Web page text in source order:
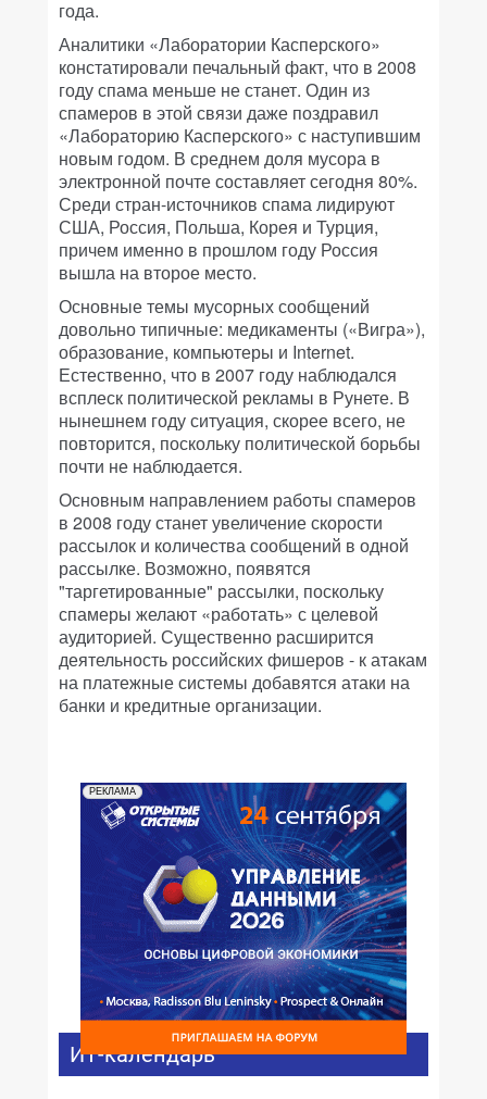
года.
Аналитики «Лаборатории Касперского»
констатировали печальный факт, что в 2008
году спама меньше не станет. Один из
спамеров в этой связи даже поздравил
«Лабораторию Касперского» с наступившим
новым годом. В среднем доля мусора в
электронной почте составляет сегодня 80%.
Среди стран-источников спама лидируют
США, Россия, Польша, Корея и Турция,
причем именно в прошлом году Россия
вышла на второе место.
Основные темы мусорных сообщений
довольно типичные: медикаменты («Вигра»),
образование, компьютеры и Internet.
Естественно, что в 2007 году наблюдался
всплеск политической рекламы в Рунете. В
нынешнем году ситуация, скорее всего, не
повторится, поскольку политической борьбы
почти не наблюдается.
Основным направлением работы спамеров
в 2008 году станет увеличение скорости
рассылок и количества сообщений в одной
рассылке. Возможно, появятся
"таргетированные" рассылки, поскольку
спамеры желают «работать» с целевой
аудиторией. Существенно расширится
деятельность российских фишеров - к атакам
на платежные системы добавятся атаки на
банки и кредитные организации.
РЕКЛАМА
ИТ-календарь